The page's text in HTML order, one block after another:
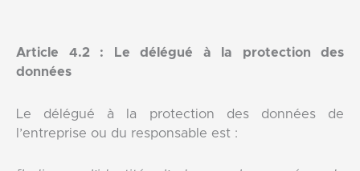
Article 4.2 : Le délégué à la protection des
données
Le délégué à la protection des données de
l’entreprise ou du responsable est :